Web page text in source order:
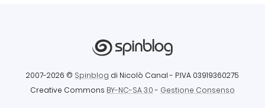
2007-2026 © Spinblog di Nicolò Canal - P.IVA 03919360275
Creative Commons BY-NC-SA 3.0- Gestione Consenso